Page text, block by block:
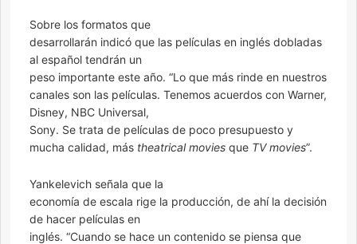
Sobre los formatos que
desarrollarán indicó que las películas en inglés dobladas
al español tendrán un
peso importante este año. “Lo que más rinde en nuestros
canales son las películas. Tenemos acuerdos con Warner,
Disney, NBC Universal,
Sony. Se trata de películas de poco presupuesto y
mucha calidad, más theatrical movies que TV movies”.
Yankelevich señala que la
economía de escala rige la producción, de ahí la decisión
de hacer películas en
inglés. “Cuando se hace un contenido se piensa que